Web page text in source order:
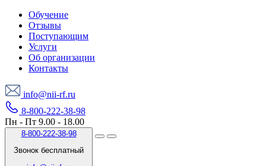
Обучение
Отзывы
Поступающим
Услуги
Об организации
Контакты
info@nii-rf.ru
8-800-222-38-98
Пн - Пт 9.00 - 18.00
8-800-222-38-98
Звонок бесплатный